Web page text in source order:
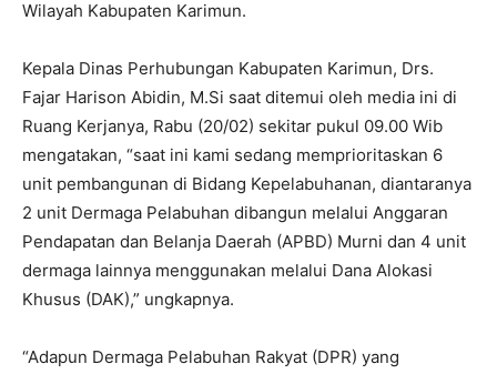
Wilayah Kabupaten Karimun.
Kepala Dinas Perhubungan Kabupaten Karimun, Drs.
Fajar Harison Abidin, M.Si saat ditemui oleh media ini di
Ruang Kerjanya, Rabu (20/02) sekitar pukul 09.00 Wib
mengatakan, “saat ini kami sedang memprioritaskan 6
unit pembangunan di Bidang Kepelabuhanan, diantaranya
2 unit Dermaga Pelabuhan dibangun melalui Anggaran
Pendapatan dan Belanja Daerah (APBD) Murni dan 4 unit
dermaga lainnya menggunakan melalui Dana Alokasi
Khusus (DAK),” ungkapnya.
“Adapun Dermaga Pelabuhan Rakyat (DPR) yang